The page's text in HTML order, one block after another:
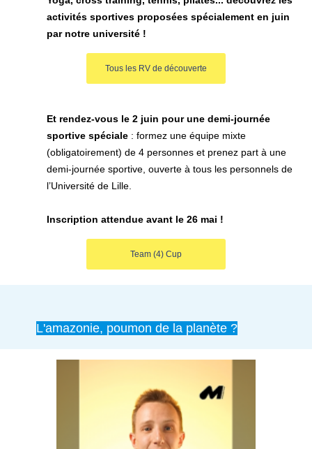
activités sportives proposées spécialement en juin
par notre université !
Tous les RV de découverte
Et rendez-vous le 2 juin pour une demi-journée
sportive spéciale: formez une équipe mixte
(obligatoirement) de 4 personnes et prenez part à une
demi-journée sportive, ouverte à tous les personnels de
l’Université de Lille.
Inscription attendue avant le 26 mai !
Team (4) Cup
L'amazonie, poumon de la planète ?